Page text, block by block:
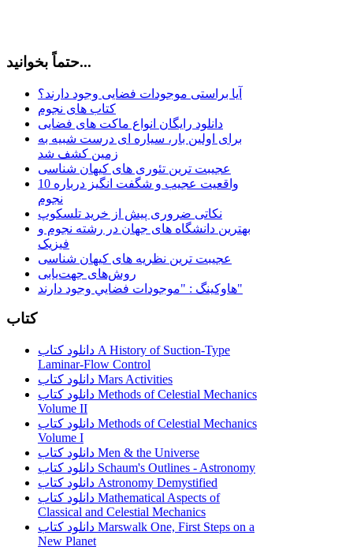
حتماً بخوانید...
آیا براستی موجودات فضایی وجود دارند؟
کتاب های نجوم
دانلود رایگان انواع ماکت های فضایی
برای اولین بار، سیاره ای درست شبیه به
زمین کشف شد
عجیبت ترین تئوری های کیهان شناسی
10 واقعیت عجیب و شگفت انگیز درباره
نجوم
نکاتی ضروری پیش از خرید تلسکوپ
بهترین دانشگاه های جهان در رشته نجوم و
فیزیک
عجیبت ترین نظریه های کیهان شناسی
روش‌های جهت‌یابی
هاوكينگ : "موجودات فضايي وجود دارند"
کتاب
دانلود کتاب A History of Suction-Type
Laminar-Flow Control
دانلود کتاب Mars Activities
دانلود کتاب Methods of Celestial Mechanics
Volume II
دانلود کتاب Methods of Celestial Mechanics
Volume I
دانلود کتاب Men & the Universe
دانلود کتاب Schaum's Outlines - Astronomy
دانلود کتاب Astronomy Demystified
دانلود کتاب Mathematical Aspects of
Classical and Celestial Mechanics
دانلود کتاب Marswalk One, First Steps on a
New Planet